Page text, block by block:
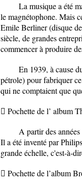
La musique a été
le magnétophone. Mais
Emile Berliner (disque
siècle, de grandes
commencer à produire
En 1939, à cause
pétrole) pour fabriquer
qui ne comptaient que
 Pochette de l’ album
A partir des
Il a été inventé par
grande échelle, c'est-à-
 Pochette de l’album